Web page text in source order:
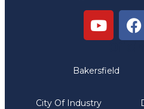
Bakersfield
City Of Industry